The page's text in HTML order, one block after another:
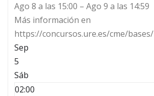
Ago 8 a las 15:00 – Ago 9 a las 14:59
Más información en
https://concursos.ure.es/cme/bases/
Sep
5
Sáb
02:00